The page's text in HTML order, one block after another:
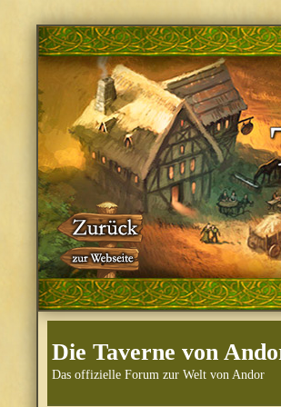
Die Taverne von
Das offizielle Forum zur Welt von Andor